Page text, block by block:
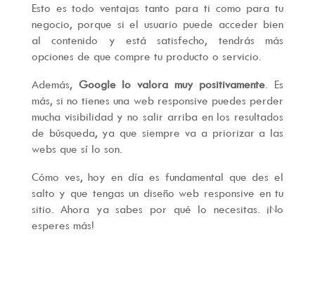
Esto es todo ventajas tanto para ti como para tu
negocio, porque si el usuario puede acceder bien
al contenido y está satisfecho, tendrás más
opciones de que compre tu producto o servicio.
Además,Google lo valora muy positivamente. Es
más, si no tienes una web responsive puedes perder
mucha visibilidad y no salir arriba en los resultados
de búsqueda, ya que siempre va a priorizar a las
webs que sí lo son.
Cómo ves, hoy en día es fundamental que des el
salto y que tengas un diseño web responsive en tu
sitio. Ahora ya sabes por qué lo necesitas. ¡No
esperes más!